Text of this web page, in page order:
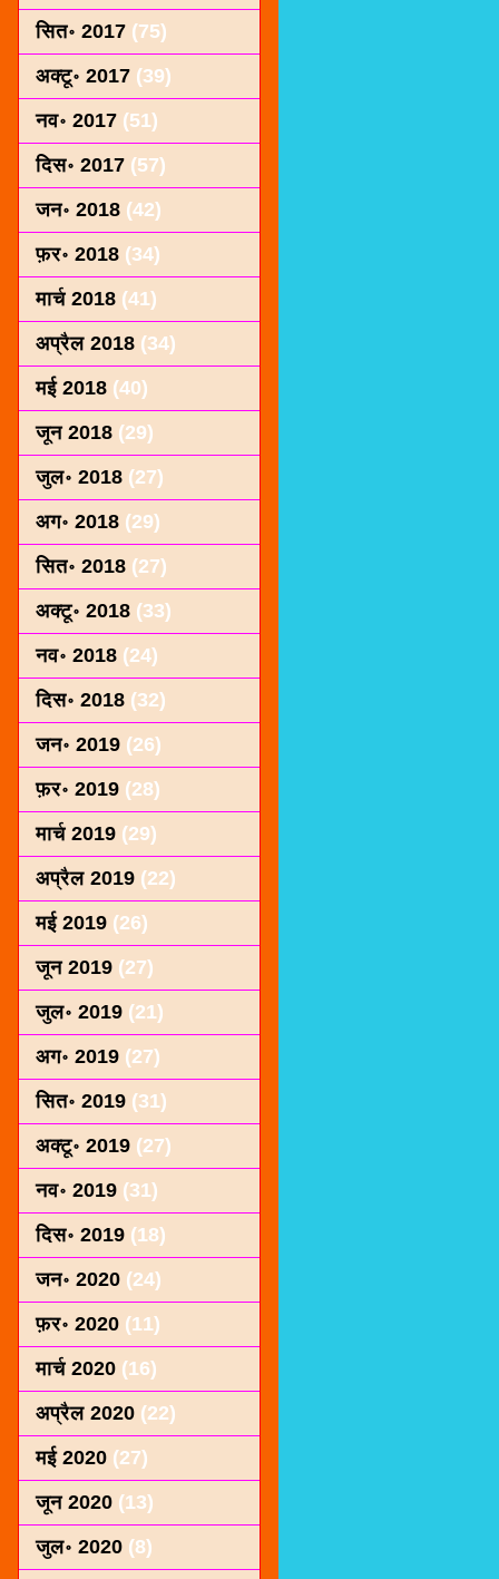
सित॰ 2017 (75)
अक्टू॰ 2017 (39)
नव॰ 2017 (51)
दिस॰ 2017 (57)
जन॰ 2018 (42)
फ़र॰ 2018 (34)
मार्च 2018 (41)
अप्रैल 2018 (34)
मई 2018 (40)
जून 2018 (29)
जुल॰ 2018 (27)
अग॰ 2018 (29)
सित॰ 2018 (27)
अक्टू॰ 2018 (33)
नव॰ 2018 (24)
दिस॰ 2018 (32)
जन॰ 2019 (26)
फ़र॰ 2019 (28)
मार्च 2019 (29)
अप्रैल 2019 (22)
मई 2019 (26)
जून 2019 (27)
जुल॰ 2019 (21)
अग॰ 2019 (27)
सित॰ 2019 (31)
अक्टू॰ 2019 (27)
नव॰ 2019 (31)
दिस॰ 2019 (18)
जन॰ 2020 (24)
फ़र॰ 2020 (11)
मार्च 2020 (16)
अप्रैल 2020 (22)
मई 2020 (27)
जून 2020 (13)
जुल॰ 2020 (8)